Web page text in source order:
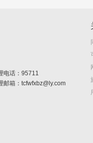
电话：95711
邮箱：tcfwfxbz@ly.com